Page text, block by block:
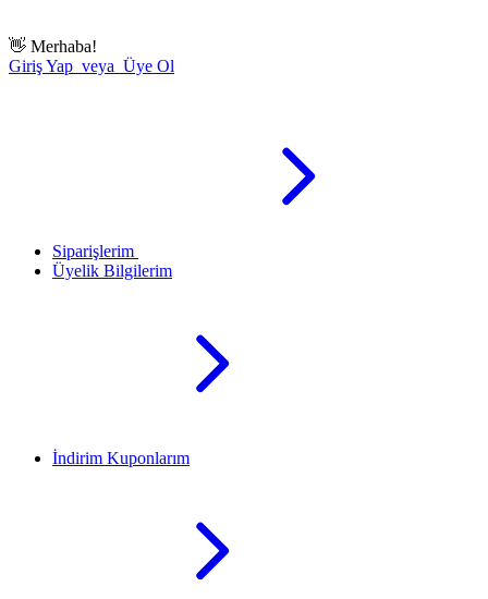
👋 Merhaba!
Giriş Yap veya Üye Ol
Siparişlerim
Üyelik Bilgilerim
İndirim Kuponlarım